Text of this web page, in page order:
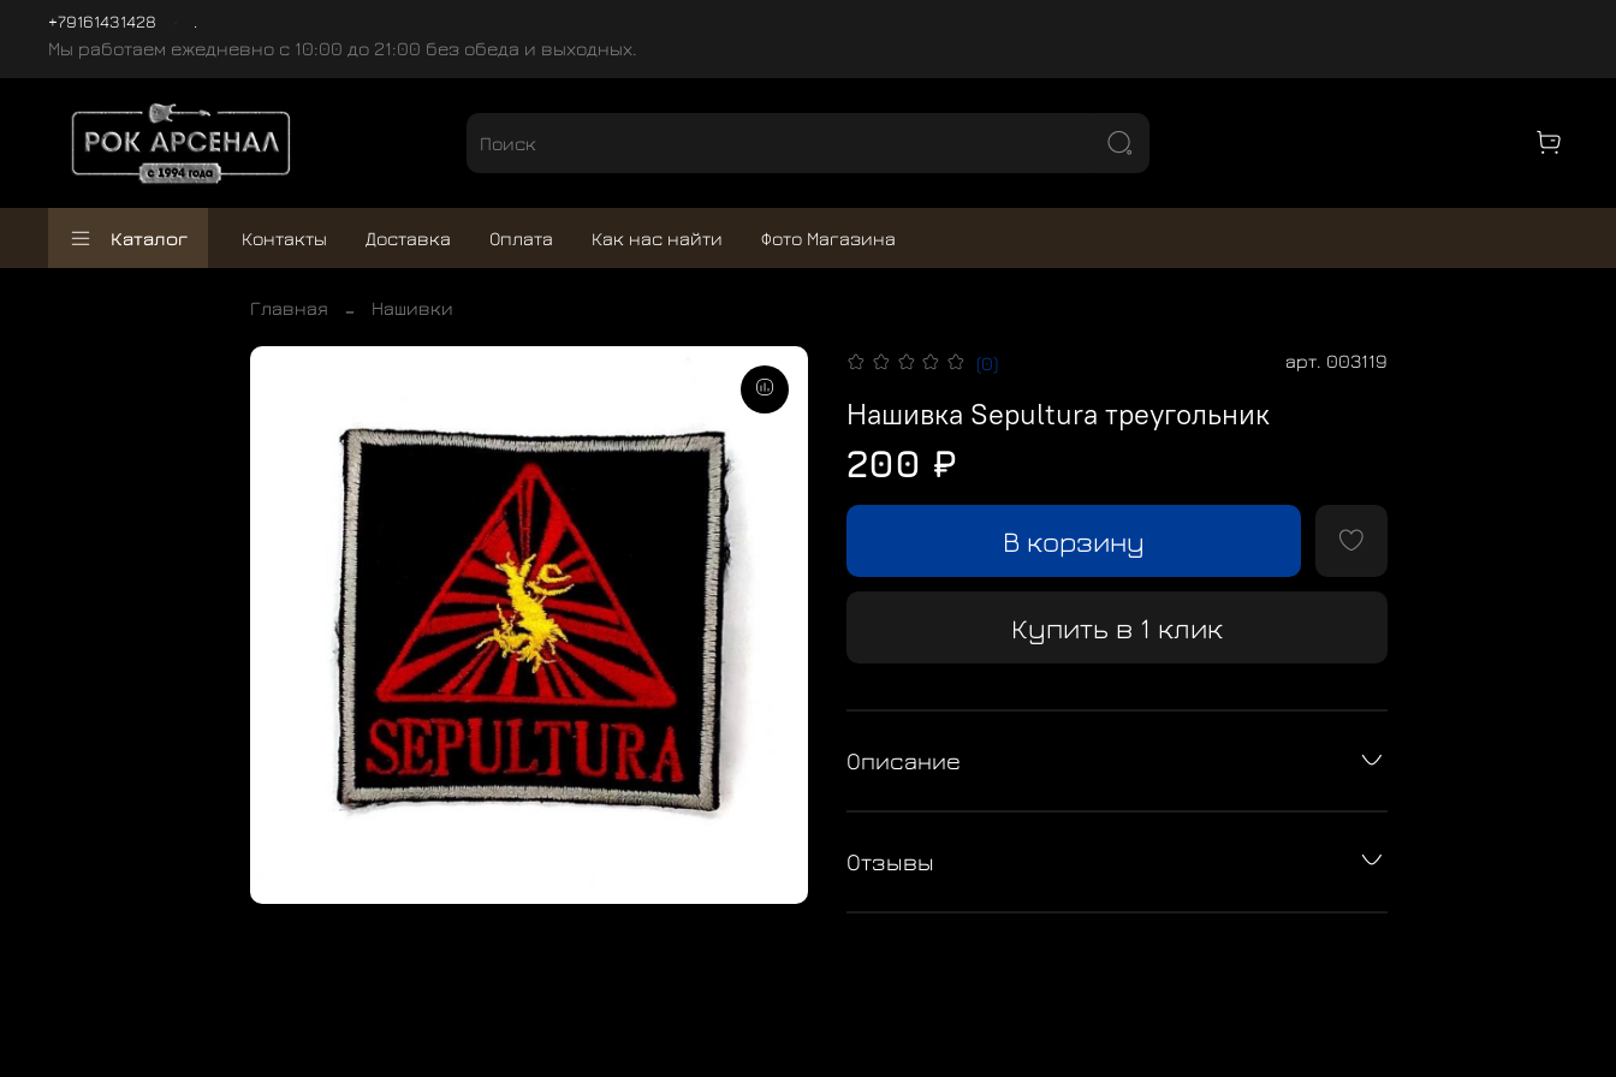
Мы работаем ежедневно с 10:00 до 21:00 без обеда и выходных.
+79161431428
Каталог Контакты Доставка Оплата Как нас найти Фото Магазина
Главная Нашивки
(0) арт. 003119
Нашивка Sepultura треугольник
200 ₽
В корзину
Купить в 1 клик
Описание
Отзывы